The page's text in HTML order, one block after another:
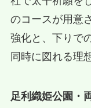
のコースが用意
強化と、下りで
同時に図れる理
足利織姫公園・